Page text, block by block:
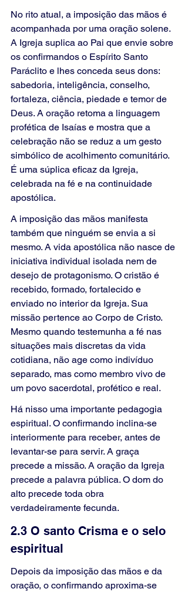
No rito atual, a imposição das mãos é
acompanhada por uma oração solene.
A Igreja suplica ao Pai que envie sobre
os confirmandos o Espírito Santo
Paráclito e lhes conceda seus dons:
sabedoria, inteligência, conselho,
fortaleza, ciência, piedade e temor de
Deus. A oração retoma a linguagem
profética de Isaías e mostra que a
celebração não se reduz a um gesto
simbólico de acolhimento comunitário.
É uma súplica eficaz da Igreja,
celebrada na fé e na continuidade
apostólica.
A imposição das mãos manifesta
também que ninguém se envia a si
mesmo. A vida apostólica não nasce de
iniciativa individual isolada nem de
desejo de protagonismo. O cristão é
recebido, formado, fortalecido e
enviado no interior da Igreja. Sua
missão pertence ao Corpo de Cristo.
Mesmo quando testemunha a fé nas
situações mais discretas da vida
cotidiana, não age como indivíduo
separado, mas como membro vivo de
um povo sacerdotal, profético e real.
Há nisso uma importante pedagogia
espiritual. O confirmando inclina-se
interiormente para receber, antes de
levantar-se para servir. A graça
precede a missão. A oração da Igreja
precede a palavra pública. O dom do
alto precede toda obra
verdadeiramente fecunda.
2.3 O santo Crisma e o selo
espiritual
Depois da imposição das mãos e da
oração, o confirmando aproxima-se